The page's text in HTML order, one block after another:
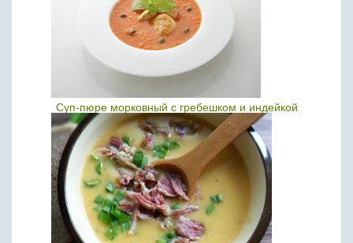
Суп-пюре морковный с гребешком и индейкой